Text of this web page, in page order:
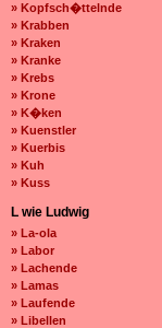
» Kopfsch�ttelnde
» Krabben
» Kraken
» Kranke
» Krebs
» Krone
» K�ken
» Kuenstler
» Kuerbis
» Kuh
» Kuss
L wie Ludwig
» La-ola
» Labor
» Lachende
» Lamas
» Laufende
» Libellen